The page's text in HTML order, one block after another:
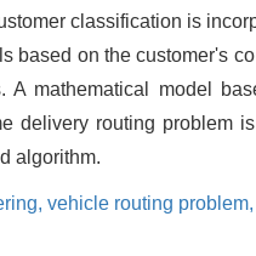
classification is
based on the customer's
A mathematical model
delivery routing problem
algorithm.
vehicle routing